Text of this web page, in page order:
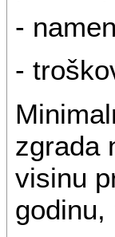
-
-
zgrada
visinu
godinu,